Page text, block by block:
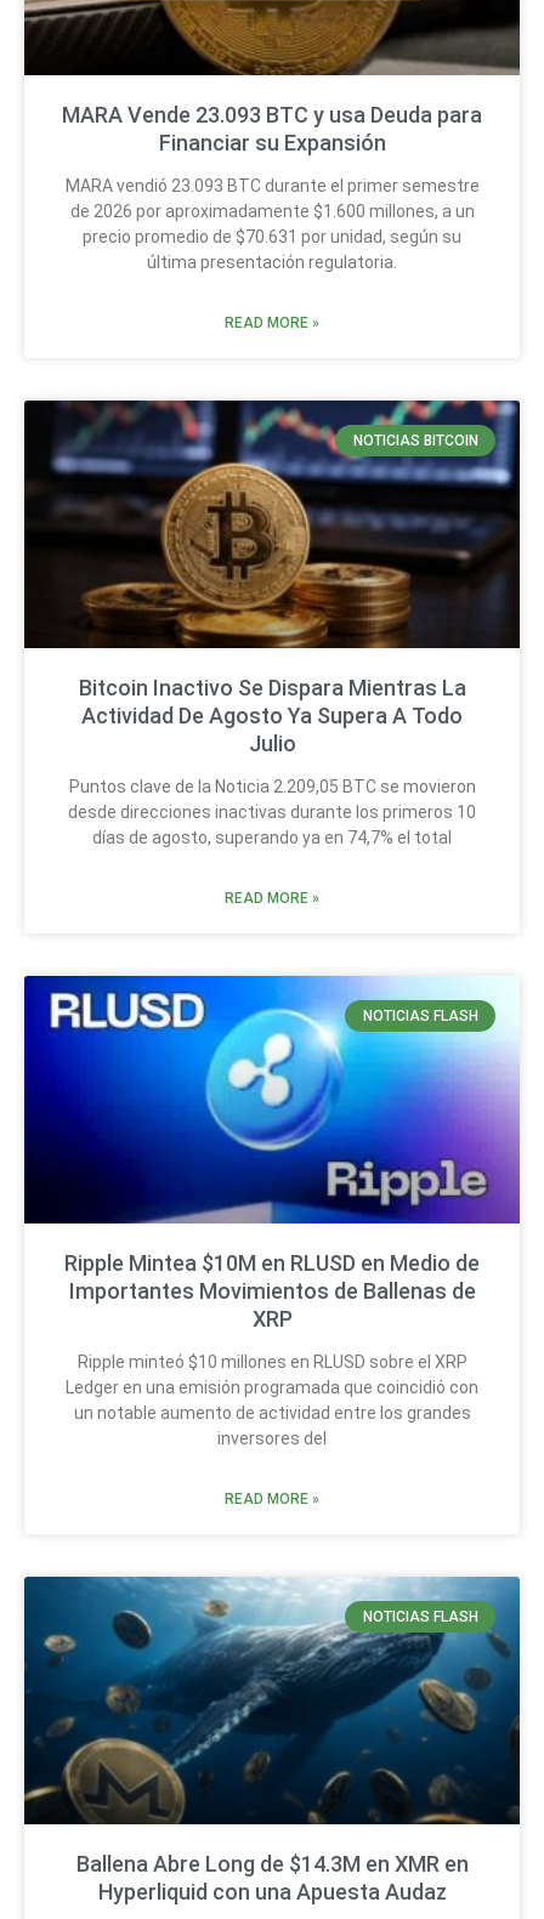
MARA Vende 23.093 BTC y usa Deuda para
Financiar su Expansión
MARA vendió 23.093 BTC durante el primer semestre
de 2026 por aproximadamente $1.600 millones, a un
precio promedio de $70.631 por unidad, según su
última presentación regulatoria.
READ MORE »
NOTICIAS BITCOIN
Bitcoin Inactivo Se Dispara Mientras La
Actividad De Agosto Ya Supera A Todo
Julio
Puntos clave de la Noticia 2.209,05 BTC se movieron
desde direcciones inactivas durante los primeros 10
días de agosto, superando ya en 74,7% el total
READ MORE »
NOTICIAS FLASH
Ripple Mintea $10M en RLUSD en Medio de
Importantes Movimientos de Ballenas de
XRP
Ripple minteó $10 millones en RLUSD sobre el XRP
Ledger en una emisión programada que coincidió con
un notable aumento de actividad entre los grandes
inversores del
READ MORE »
NOTICIAS FLASH
Ballena Abre Long de $14.3M en XMR en
Hyperliquid con una Apuesta Audaz